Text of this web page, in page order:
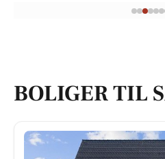
BOLIGER TIL